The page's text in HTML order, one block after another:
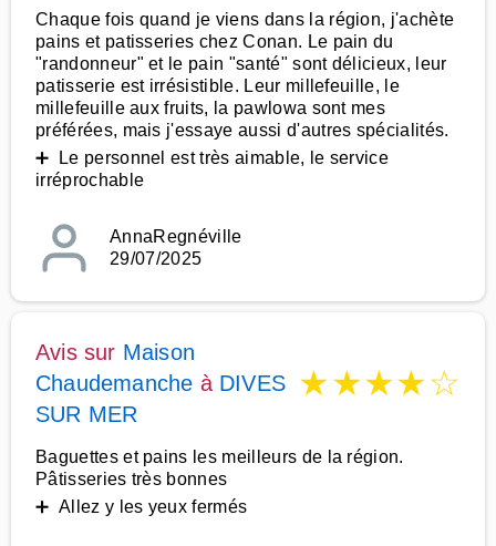
Chaque fois quand je viens dans la région, j'achète
pains et patisseries chez Conan. Le pain du
"randonneur" et le pain "santé" sont délicieux, leur
patisserie est irrésistible. Leur millefeuille, le
millefeuille aux fruits, la pawlowa sont mes
préférées, mais j'essaye aussi d'autres spécialités.
➕ Le personnel est très aimable, le service
irréprochable
AnnaRegnéville
29/07/2025
Avis sur Maison
Chaudemanche à DIVES
SUR MER
★★★★☆
Baguettes et pains les meilleurs de la région.
Pâtisseries très bonnes
➕ Allez y les yeux fermés